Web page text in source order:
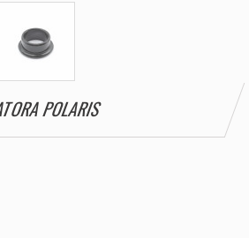
POLARIS